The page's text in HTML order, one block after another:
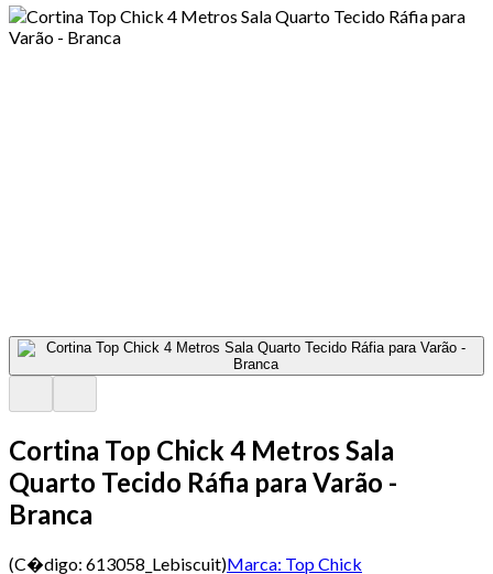
Cortina Top Chick 4 Metros Sala
Quarto Tecido Ráfia para Varão -
Branca
(C�digo: 613058_Lebiscuit)Marca: Top Chick